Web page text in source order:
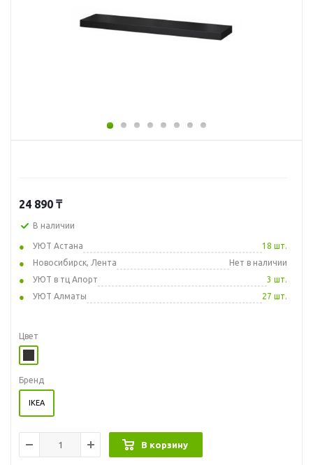
24 890 ₸
В наличии
УЮТ Астана
18 шт.
Новосибирск, Лента
Нет в наличии
УЮТ в тц Апорт
3 шт.
УЮТ Алматы
27 шт.
Цвет
Бренд
IKEA
В корзину